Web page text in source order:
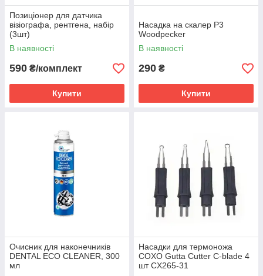
Позиціонер для датчика
візіографа, рентгена, набір
(3шт)
В наявності
590 ₴/комплект
Купити
Насадка на скалер Р3
Woodpecker
В наявності
290 ₴
Купити
Очисник для наконечників
DENTAL ECO CLEANER, 300
мл
Насадки для термоножа
COXO Gutta Cutter C-blade 4
шт CX265-31